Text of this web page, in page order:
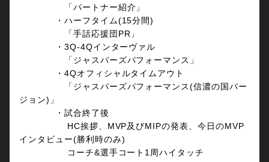
「パートナー紹介」
・ハーフタイム(15分間)
「手話応援団PR」
・3Q-4Qインターヴァル
「ジャスパーズパフォーマンス」
・4Qオフィシャルタイムアウト
「ジャスパーズパフォーマンス(信濃の国バー
ジョン)」
・試合終了後
HC挨拶、MVP及びMIPの発表、今日のMVP
インタビュー(勝利時のみ)
コーチ&選手コート1周ハイタッチ